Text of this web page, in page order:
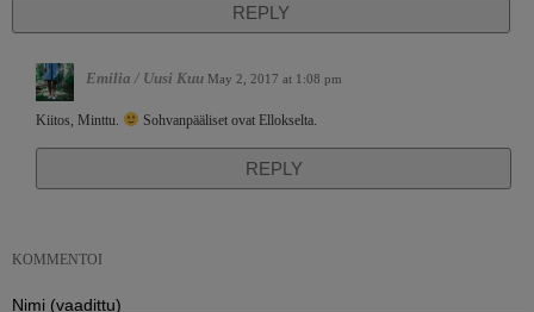
REPLY
Emilia / Uusi Kuu May 2, 2017 at 1:08 pm
Kiitos, Minttu. Sohvanpääliset ovat Ellokselta.
REPLY
KOMMENTOI
Nimi (vaadittu)